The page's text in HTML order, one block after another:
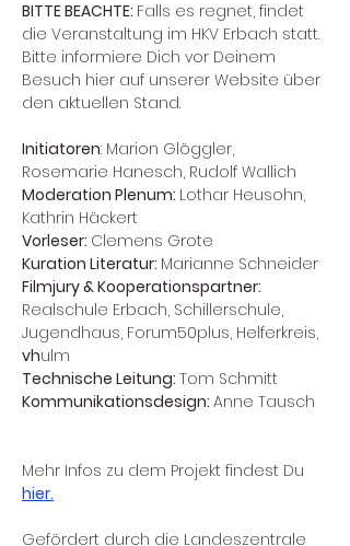
BITTE BEACHTE: Falls es regnet, findet
die Veranstaltung im HKV Erbach statt.
Bitte informiere Dich vor Deinem
Besuch hier auf unserer Website über
den aktuellen Stand.
Initiatoren: Marion Glöggler,
Rosemarie Hanesch, Rudolf Wallich
Moderation Plenum: Lothar Heusohn,
Kathrin Häckert
Vorleser: Clemens Grote
Kuration Literatur: Marianne Schneider
Filmjury & Kooperationspartner:
Realschule Erbach, Schillerschule,
Jugendhaus, Forum50plus, Helferkreis,
vhulm
Technische Leitung: Tom Schmitt
Kommunikationsdesign: Anne Tausch
Mehr Infos zu dem Projekt findest Du
hier.
Gefördert durch die Landeszentrale